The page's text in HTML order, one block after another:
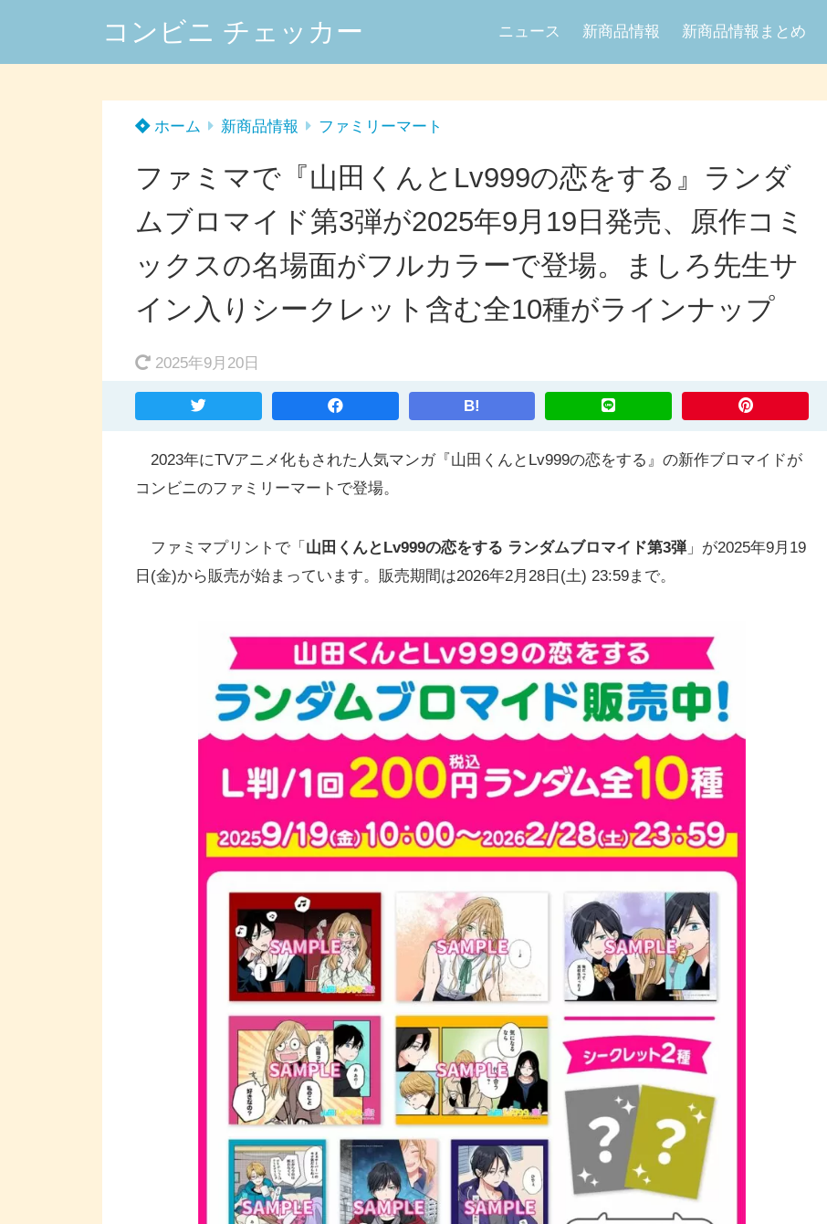
コンビニ チェッカー ニュース 新商品情報 新商品情報まとめ
ホーム 新商品情報 ファミリーマート
ファミマで『山田くんとLv999の恋をする』ランダ
ムブロマイド第3弾が2025年9月19日発売、原作コミ
ックスの名場面がフルカラーで登場。ましろ先生サ
イン入りシークレット含む全10種がラインナップ
2025年9月20日
B!
2023年にTVアニメ化もされた人気マンガ『山田くんとLv999の恋をする』の新作ブロマイドが
コンビニのファミリーマートで登場。
ファミマプリントで「 山田くんとLv999の恋をする ランダムブロマイド第3弾」が2025年9月19
日(金)から販売が始まっています。販売期間は2026年2月28日(土) 23:59まで。